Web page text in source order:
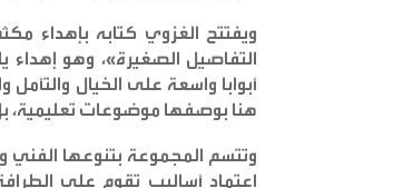
ويفتتح الغزوي كتابه بإهداء
التفاصيل الصغيرة»، وهو
أبوابا واسعة على الخيال والتأمل
هنا بوصفها موضوعات تعليمية، بل
وتتسم المجموعة بتنوعها الفني
اعتماد أساليب تقوم على